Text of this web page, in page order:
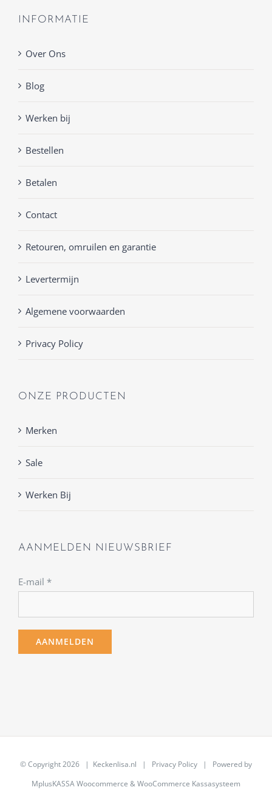
INFORMATIE
Over Ons
Blog
Werken bij
Bestellen
Betalen
Contact
Retouren, omruilen en garantie
Levertermijn
Algemene voorwaarden
Privacy Policy
ONZE PRODUCTEN
Merken
Sale
Werken Bij
AANMELDEN NIEUWSBRIEF
E-mail *
© Copyright2026 | Keckenlisa.nl | Privacy Policy | Powered by
MplusKASSA Woocommerce &WooCommerce Kassasysteem